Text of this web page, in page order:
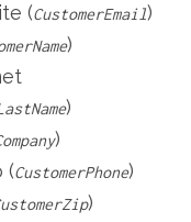
(CustomerEmail)
)
)
)
(CustomerPhone)
)